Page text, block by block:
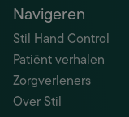
Navigeren
Stil Hand Control
Patiënt verhalen
Zorgverleners
Over Stil